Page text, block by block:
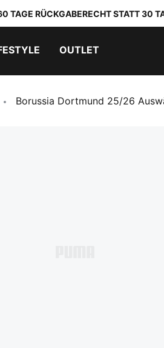
TAGE RÜCKGABERECHT STATT 30
OUTLET
Borussia Dortmund 25/26